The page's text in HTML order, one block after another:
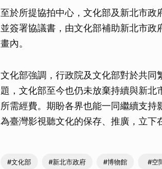
至於所提協拍中心，文化部及新北市
並簽署協議書，由文化部補助新北市
畫內。
文化部強調，行政院及文化部對於共同
題，文化部至今也仍未放棄持續與新
所需經費。期盼各界也能一同繼續支持
為臺灣影視聽文化的保存、推廣，立下
#文化部 #新北市政府 #博物館 #空